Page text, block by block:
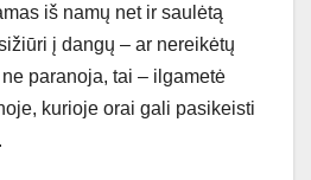
iš namų net ir saulėtą
į dangų – ar nereikėtų
paranoja, tai – ilgametė
kurioje orai gali pasikeisti